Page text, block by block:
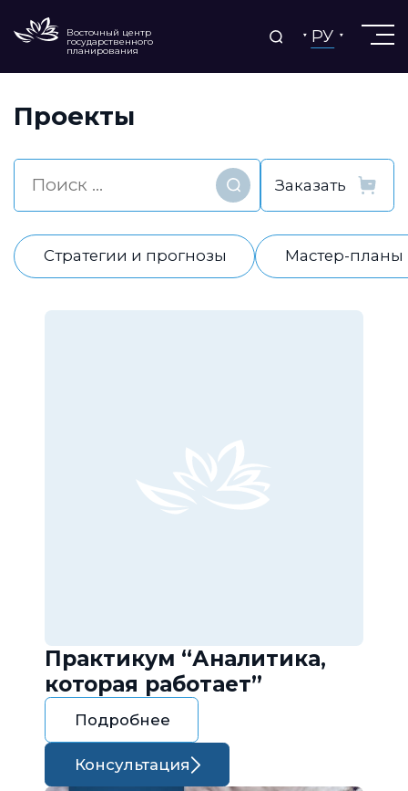
Восточный центр
государственного
планирования
РУ
Проекты
Найти
Стратегии и прогнозы Мастер-планы
Практикум “Аналитика,
которая работает”
Подробнее
Консультация